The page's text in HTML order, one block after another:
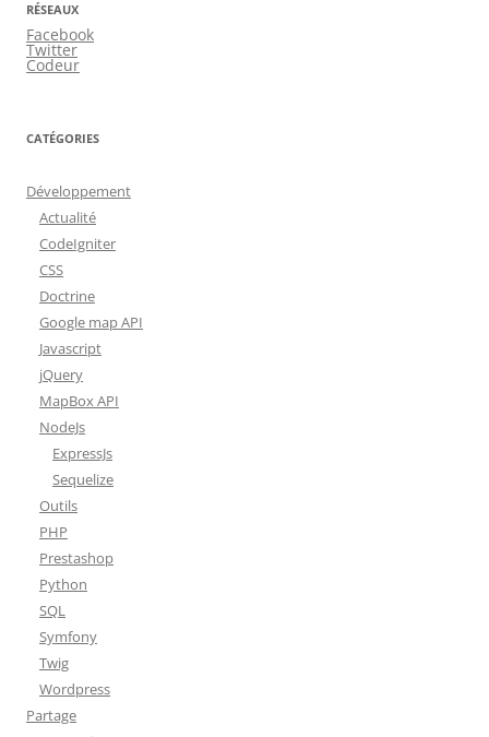
RÉSEAUX
Facebook
Twitter
Codeur
CATÉGORIES
Développement
Actualité
CodeIgniter
CSS
Doctrine
Google map API
Javascript
jQuery
MapBox API
NodeJs
ExpressJs
Sequelize
Outils
PHP
Prestashop
Python
SQL
Symfony
Twig
Wordpress
Partage